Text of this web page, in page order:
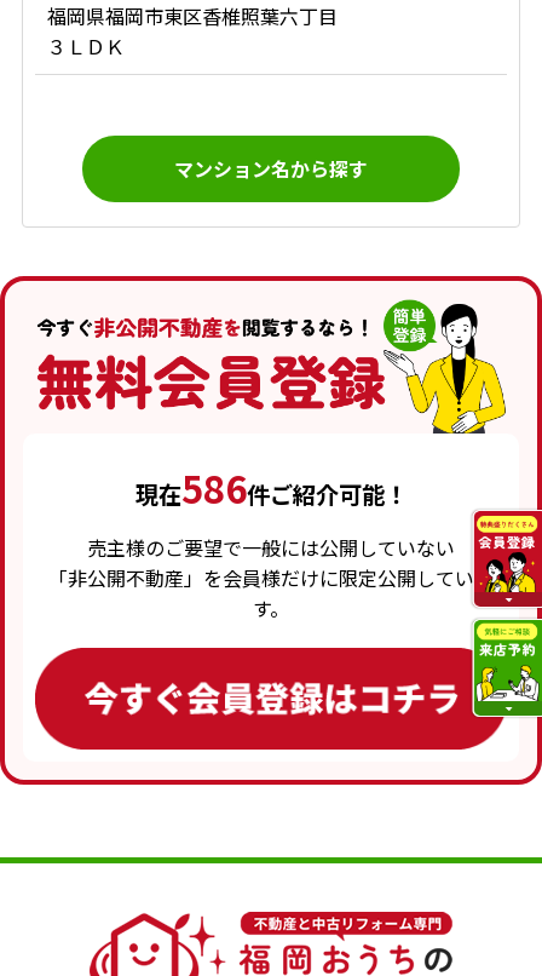
福岡県福岡市東区香椎照葉六丁目
３ＬＤＫ
マンション名から探す
現在586件ご紹介可能！
売主様のご要望で一般には公開していない
「非公開不動産」を会員様だけに限定公開していま
す。